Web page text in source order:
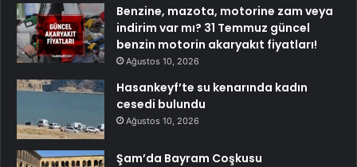
Benzine, mazota, motorine zam veya
indirim var mı? 31 Temmuz güncel
benzin motorin akaryakıt fiyatları!
Ağustos 10, 2026
Hasankeyf’te su kenarında kadın
cesedi bulundu
Ağustos 10, 2026
Şam’da Bayram Coşkusu